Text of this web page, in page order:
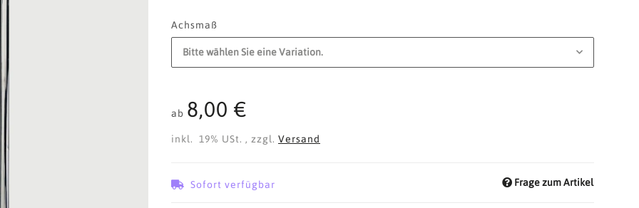
Achsmaß
Bitte wählen Sie eine Variation.
ab 8,00 €
inkl. 19% USt. , zzgl. Versand
Sofort verfügbar Frage zum Artikel